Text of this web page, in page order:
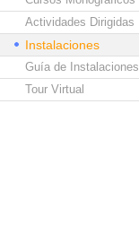
Actividades Dirigidas
Instalaciones
Guía de Instalaciones
Tour Virtual